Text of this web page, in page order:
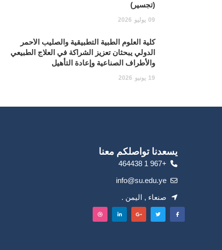
(تجسير)
09 يوليو 2026
كلية العلوم الطبية التطبيقية والصليب الأحمر
الدولي يبحثان تعزيز الشراكة في العلاج الطبيعي
والأطراف الصناعية وإعادة التأهيل
19 يونيو 2026
يسعدنا تواصلكم معنا
+967 1 464438
info@su.edu.ye
صنعاء , اليمن .